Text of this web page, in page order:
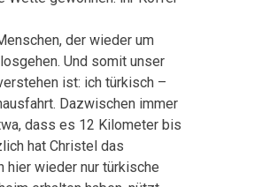
der wieder um
Und somit unser
ist: ich türkisch –
Dazwischen immer
dass es 12 Kilometer bis
hat Christel das
hier wieder nur türkische